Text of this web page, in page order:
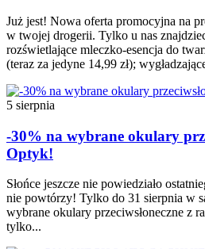
Już jest! Nowa oferta promocyjna na
w twojej drogerii. Tylko u nas
rozświetlające mleczko-esencja do
(teraz za jedyne 14,99 zł);
5 sierpnia
-30% na wybrane okulary
Optyk!
Słońce jeszcze nie powiedziało
nie powtórzy! Tylko do 31 sierpnia w
wybrane okulary przeciwsłoneczne z
tylko...